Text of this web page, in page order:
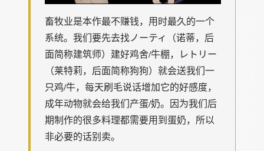
畜牧业是本作最不赚钱，用时最久的一个
系统。我们要先去找ノーティ（诺蒂，后
面简称建筑师）建好鸡舍/牛棚，レトリー
（莱特莉，后面简称狗狗）就会送我们一
只鸡/牛，每天刷毛说话增加它的好感度，
成年动物就会给我们产蛋/奶。因为我们后
期制作的很多料理都需要用到蛋奶，所以
非必要的话别卖。